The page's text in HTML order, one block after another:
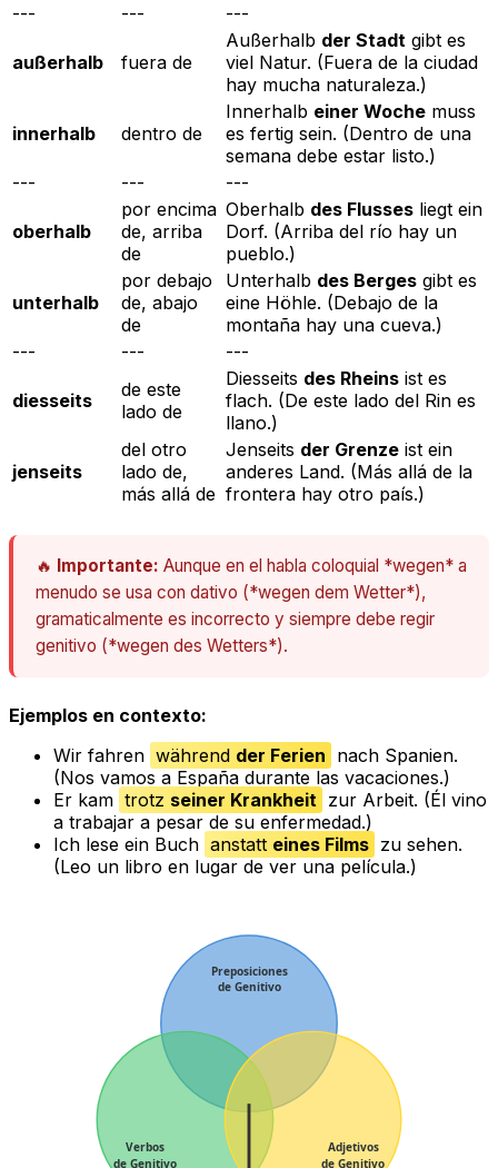
---
--- ---
außerhalb fuera de
Außerhalb der Stadt gibt es
viel Natur. (Fuera de la ciudad
hay mucha naturaleza.)
innerhalb dentro de
Innerhalb einer Woche muss
es fertig sein. (Dentro de una
semana debe estar listo.)
---
--- ---
oberhalb
por encima
de, arriba
de
Oberhalb des Flusses liegt ein
Dorf. (Arriba del río hay un
pueblo.)
unterhalb
por debajo
de, abajo
de
Unterhalb des Berges gibt es
eine Höhle. (Debajo de la
montaña hay una cueva.)
---
--- ---
diesseits
de este
lado de
Diesseits des Rheins ist es
flach. (De este lado del Rin es
llano.)
jenseits
del otro
lado de,
más allá de
Jenseits der Grenze ist ein
anderes Land. (Más allá de la
frontera hay otro país.)
🔥 Importante: Aunque en el habla coloquial *wegen* a
menudo se usa con dativo (*wegen dem Wetter*),
gramaticalmente es incorrecto y siempre debe regir
genitivo (*wegen des Wetters*).
Ejemplos en contexto:
Wir fahren während der Ferien nach Spanien.
(Nos vamos a España durante las vacaciones.)
Er kam trotz seiner Krankheit zur Arbeit. (Él vino
a trabajar a pesar de su enfermedad.)
Ich lese ein Buch anstatt eines Films zu sehen.
(Leo un libro en lugar de ver una película.)
Preposiciones
de Genitivo
Verbos
de Genitivo
Adjetivos
de Genitivo